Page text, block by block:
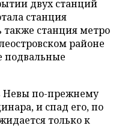
двух станций
станция
также станция метро
районе
подвальные
Невы по-прежнему
и спад его, по
только к